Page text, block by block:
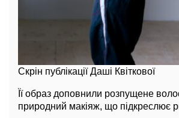
Скрін публікації Даші Квіткової
Її образ доповнили розпущене
природний макіяж, що підкреслює